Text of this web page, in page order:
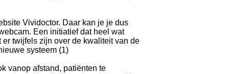
Vividoctor. Daar kan je je dus
Een initiatief dat heel wat
twijfels zijn over de kwaliteit van de
systeem (1)
vanop afstand, patiënten te